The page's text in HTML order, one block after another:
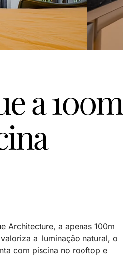
a 100m
Architecture, a apenas 100m
a iluminação natural, o
com piscina no rooftop e